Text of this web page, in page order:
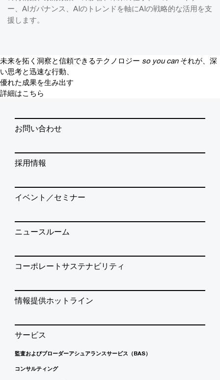
ー、AIガバナンス、AIのトレンドを軸にAIの戦略的な活用を支
援します。
未来を拓く洞察と信頼できるテクノロジー so you can それが、深
い思考と迅速な行動、
優れた成果を生み出す
詳細はこちら
お問い合わせ
採用情報
イベント／セミナー
ニュースルーム
コーポレートサステナビリティ
情報提供ホットライン
サービス
監査およびブローダーアシュアランスサービス（BAS）
コンサルティング